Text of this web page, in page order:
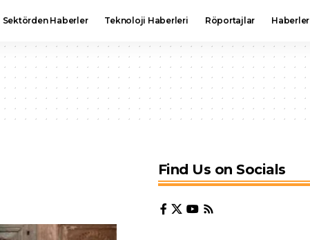
Sektörden Haberler Teknoloji Haberleri Röportajlar Haberler
Find Us on Socials